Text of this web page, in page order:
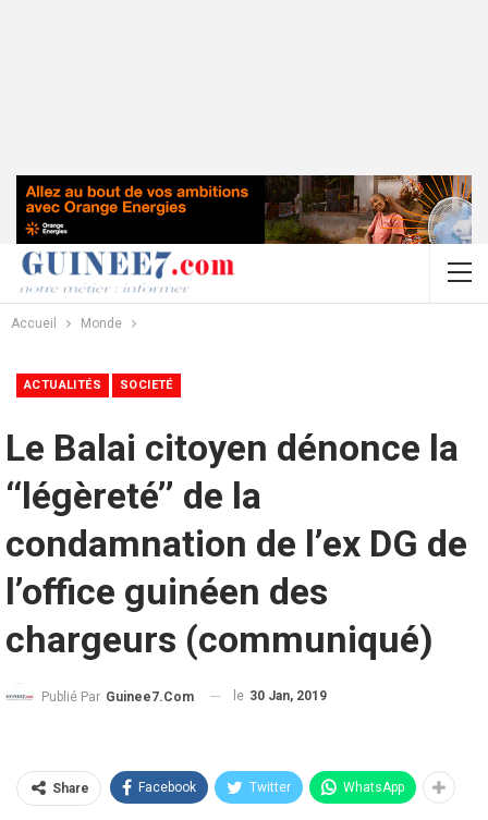
Accueil Monde
ACTUALITÉS SOCIETÉ
Le Balai citoyen dénonce la
‘‘légèreté’’ de la
condamnation de l’ex DG de
l’office guinéen des
chargeurs (communiqué)
Publié Par Guinee7.com le 30 Jan, 2019
Share Facebook Twitter WhatsApp